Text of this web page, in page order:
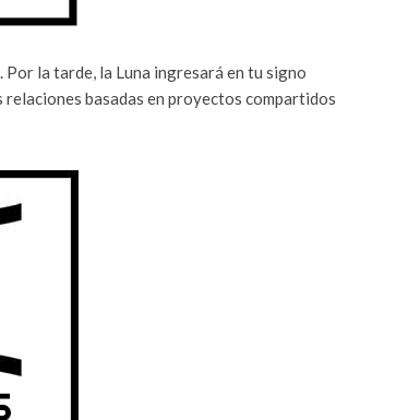
la tarde, la Luna ingresará en tu signo
basadas en proyectos compartidos